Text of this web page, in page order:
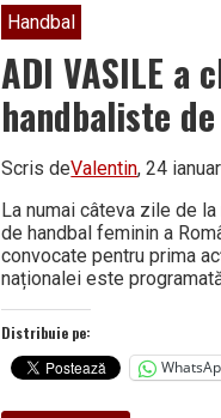
Handbal
ADI VASILE a
handbaliste de
Scris deValentin, 24
La numai câteva zile de
de handbal feminin a
convocate pentru prima
naționalei este
Distribuie pe: